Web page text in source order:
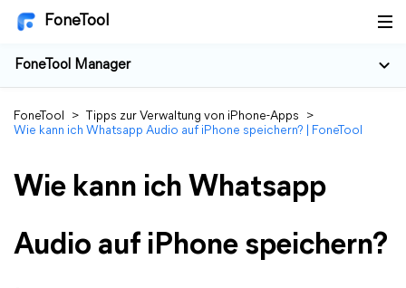
FoneTool
FoneTool Manager
FoneTool > Tipps zur Verwaltung von iPhone-Apps
>
Wie kann ich Whatsapp Audio auf iPhone speichern? | FoneTool
Wie kann ich Whatsapp
Audio auf iPhone speichern?